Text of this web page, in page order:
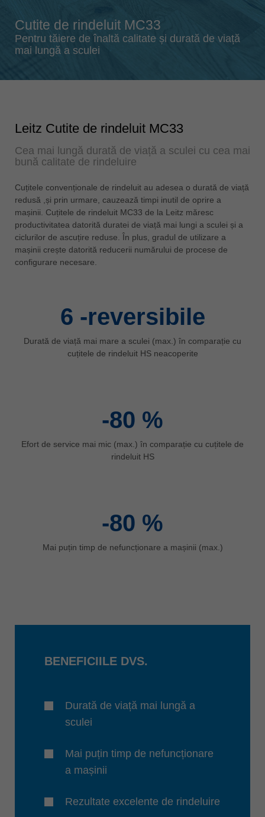
Slovenija
slovenski
türkçe
english
Việt Nam
tiếng việt
中国
中文
Україна
Cutite de rindeluit MC33
Pentru tăiere de înaltă calitate și durată de viață
mai lungă a sculei
Leitz Cutite de rindeluit MC33
Cea mai lungă durată de viață a sculei cu cea mai
bună calitate de rindeluire
Cuțitele convenționale de rindeluit au adesea o durată de viață
redusă ,și prin urmare, cauzează timpi inutil de oprire a
mașinii. Cuțitele de rindeluit MC33 de la Leitz măresc
productivitatea datorită duratei de viață mai lungi a sculei și a
ciclurilor de ascuțire reduse. În plus, gradul de utilizare a
mașinii crește datorită reducerii numărului de procese de
configurare necesare.
6 -reversibile
Durată de viață mai mare a sculei (max.) în comparație cu
cuțitele de rindeluit HS neacoperite
-80 %
Efort de service mai mic (max.) în comparație cu cuțitele de
rindeluit HS
-80 %
Mai puțin timp de nefuncționare a mașinii (max.)
BENEFICIILE DVS.
Durată de viață mai lungă a
sculei
Mai puțin timp de nefuncționare
a mașinii
Rezultate excelente de rindeluire